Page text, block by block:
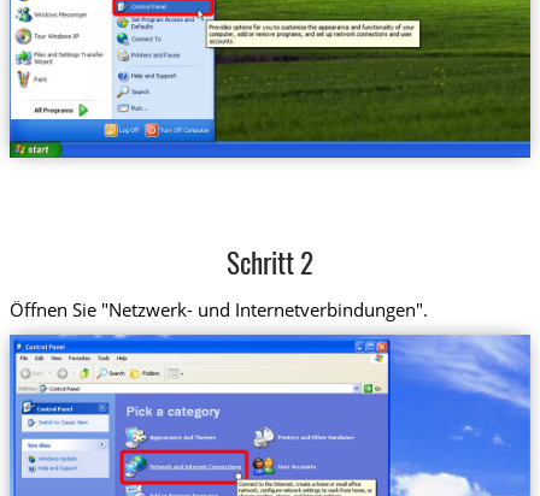
Schritt 2
Öffnen Sie "Netzwerk- und Internetverbindungen".